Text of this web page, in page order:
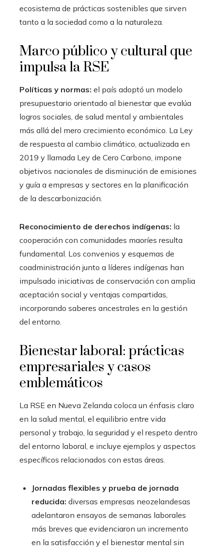
ecosistema de prácticas sostenibles que sirven
tanto a la sociedad como a la naturaleza.
Marco público y cultural que
impulsa la RSE
Políticas y normas: el país adoptó un modelo
presupuestario orientado al bienestar que evalúa
logros sociales, de salud mental y ambientales
más allá del mero crecimiento económico. La Ley
de respuesta al cambio climático, actualizada en
2019 y llamada Ley de Cero Carbono, impone
objetivos nacionales de disminución de emisiones
y guía a empresas y sectores en la planificación
de la descarbonización.
Reconocimiento de derechos indígenas: la
cooperación con comunidades maoríes resulta
fundamental. Los convenios y esquemas de
coadministración junto a líderes indígenas han
impulsado iniciativas de conservación con amplia
aceptación social y ventajas compartidas,
incorporando saberes ancestrales en la gestión
del entorno.
Bienestar laboral: prácticas
empresariales y casos
emblemáticos
La RSE en Nueva Zelanda coloca un énfasis claro
en la salud mental, el equilibrio entre vida
personal y trabajo, la seguridad y el respeto dentro
del entorno laboral, e incluye ejemplos y aspectos
específicos relacionados con estas áreas.
Jornadas flexibles y prueba de jornada
reducida: diversas empresas neozelandesas
adelantaron ensayos de semanas laborales
más breves que evidenciaron un incremento
en la satisfacción y el bienestar mental sin